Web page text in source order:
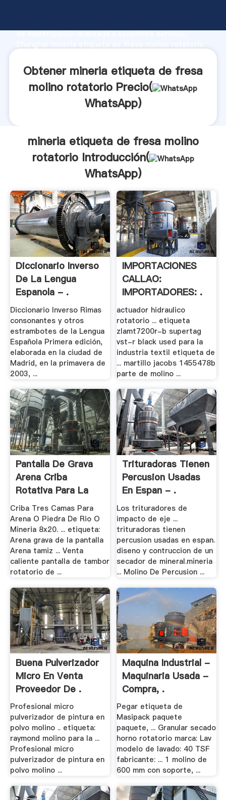
de investigación avanzada y excelente servicio,
clientes.
Obtener mineria etiqueta de fresa
molino rotatorio Precio(
WhatsApp)
mineria etiqueta de fresa molino
rotatorio Introducción(
WhatsApp)
Diccionario Inverso
De La Lengua
Espanola - .
Diccionario Inverso Rimas
consonantes y otros
estrambotes de la Lengua
Española Primera edición,
elaborada en la ciudad de
Madrid, en la primavera de
2003, ...
IMPORTACIONES
CALLAO:
IMPORTADORES: .
actuador hidraulico
rotatorio ... etiqueta
zlamt7200r-b supertag
vst-r black used para la
industria textil etiqueta de
... martillo jacobs 1455478b
parte de molino ...
Pantalla De Grava
Arena Criba
Rotativa Para La
Venta
Criba Tres Camas Para
Arena O Piedra De Rio O
Mineria 8x20. ... etiqueta:
Arena grava de la pantalla
Arena tamiz ... Venta
caliente pantalla de tambor
rotatorio de ...
Trituradoras Tienen
Percusion Usadas
En Espan - .
Los trituradores de
impacto de eje ...
trituradoras tienen
percusion usadas en espan.
diseno y contruccion de un
secador de mineral.mineria
... Molino De Percusion ...
Buena Pulverizador
Micro En Venta
Proveedor De .
Profesional micro
pulverizador de pintura en
polvo molino .. etiqueta:
raymond molino para la ...
Profesional micro
pulverizador de pintura en
polvo molino ...
Maquina Industrial -
Maquinaria Usada -
Compra, .
Pegar etiqueta de
Masipack paquete
paquete, ... Granular secado
horno rotatorio marca: Lav
modelo de lavado: 40 TSF
fabricante: ... 1 molino de
600 mm con soporte, ...